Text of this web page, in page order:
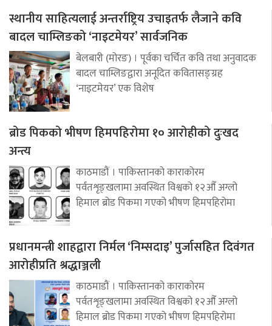
स्थानीय साहित्यलाई अन्तर्राष्ट्रिय उचाइतर्फ लैजाने कवि
बादल चाम्लिङको ‘नाइटमेयर’ सार्वजनिक
बेलबारी (मोरङ) । पूर्वका चर्चित कवि तथा अनुवादक
बादल चाम्लिङद्वारा अनूदित कवितासङ्ग्रह
‘नाइटमेयर’ एक विशेष
ब्रोड पिकको भीषण हिमपहिरोमा १० आरोहीको दुःखद
अन्त्य
काठमाडौं । पाकिस्तानको काराकोरम
पर्वतशृङ्खलामा अवस्थित विश्वको १२औँ अग्लो
हिमाल ब्रोड पिकमा गएको भीषण हिमपहिरोमा
प्रधानमन्त्री शाहद्वारा निर्मल ‘निम्सदाइ’ पुर्जासहित दिवंगत
आरोहीप्रति श्रद्धाञ्जली
काठमाडौं । पाकिस्तानको काराकोरम
पर्वतशृङ्खलामा अवस्थित विश्वको १२औँ अग्लो
हिमाल ब्रोड पिकमा गएको भीषण हिमपहिरोमा